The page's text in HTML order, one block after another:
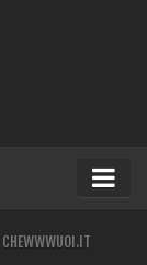
CHEWWWUOI.IT